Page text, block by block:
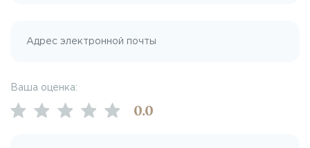
Ваша оценка:
0.0